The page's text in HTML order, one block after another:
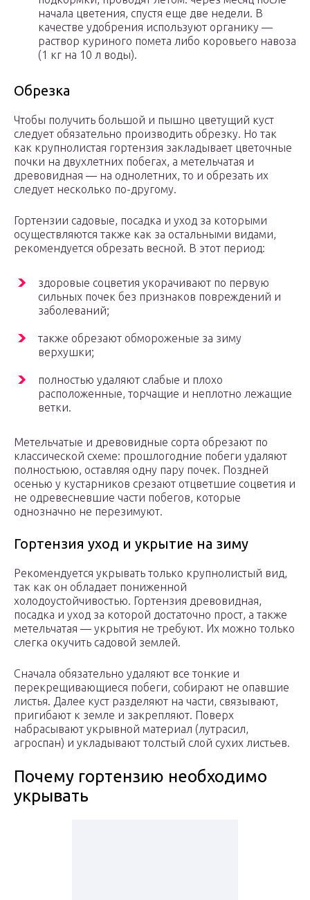
начала цветения, спустя еще две недели. В
качестве удобрения используют органику —
раствор куриного помета либо коровьего навоза
(1 кг на 10 л воды).
Обрезка
Чтобы получить большой и пышно цветущий куст
следует обязательно производить обрезку. Но так
как крупнолистая гортензия закладывает цветочные
почки на двухлетних побегах, а метельчатая и
древовидная — на однолетних, то и обрезать их
следует несколько по-другому.
Гортензии садовые, посадка и уход за которыми
осуществляются также как за остальными видами,
рекомендуется обрезать весной. В этот период:
здоровые соцветия укорачивают по первую
сильных почек без признаков повреждений и
заболеваний;
также обрезают обмороженые за зиму
верхушки;
полностью удаляют слабые и плохо
расположенные, торчащие и неплотно лежащие
ветки.
Метельчатые и древовидные сорта обрезают по
классической схеме: прошлогодние побеги удаляют
полностьюю, оставляя одну пару почек. Поздней
осенью у кустарников срезают отцветшие соцветия и
не одревесневшие части побегов, которые
однозначно не перезимуют.
Гортензия уход и укрытие на зиму
Рекомендуется укрывать только крупнолистый вид,
так как он обладает пониженной
холодоустойчивостью. Гортензия древовидная,
посадка и уход за которой достаточно прост, а также
метельчатая — укрытия не требуют. Их можно только
слегка окучить садовой землей.
Сначала обязательно удаляют все тонкие и
перекрещивающиеся побеги, собирают не опавшие
листья. Далее куст разделяют на части, связывают,
пригибают к земле и закрепляют. Поверх
набрасывают укрывной материал (лутрасил,
агроспан) и укладывают толстый слой сухих листьев.
Почему гортензию необходимо
укрывать